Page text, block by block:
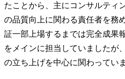
たことから、主にコンサルティ
の品質向上に関わる責任者を務
証一部上場するまでは完全成果
をメインに担当していましたが
の立ち上げを中心に関わっていま